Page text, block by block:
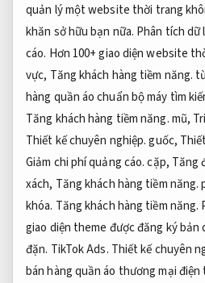
quản lý một website thời trang
khăn sở hữu bạn nữa. Phân tích dữ
cáo. Hơn 100+ giao diện website
vực, Tăng khách hàng tiềm năng.
hàng quần áo chuẩn bộ máy tìm
Tăng khách hàng tiềm năng.mũ,
Thiết kế chuyên nghiệp.guốc,
Giảm chi phí quảng cáo.cặp, Tăng
xách, Tăng khách hàng tiềm năng.
khóa. Tăng khách hàng tiềm năng.
giao diện theme được đăng ký bản
đặn. TikTok Ads. Thiết kế chuyên
bán hàng quần áo thương mại